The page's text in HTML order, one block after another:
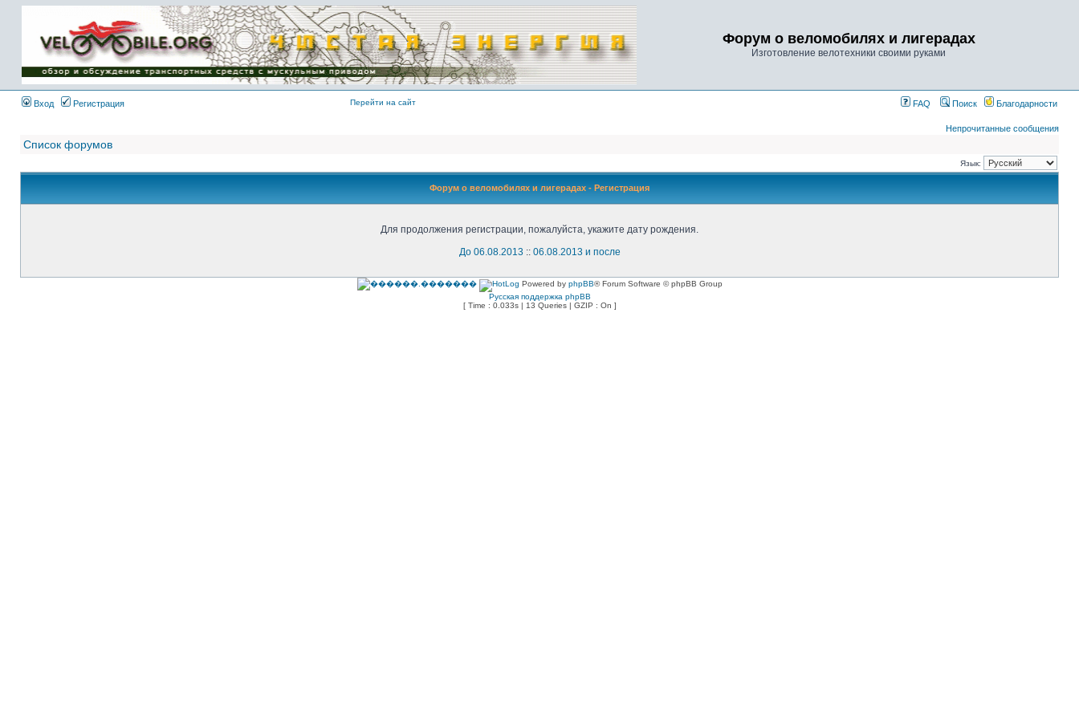
Имя пользователя:
Пароль:
{ LOG_ME_IN_SHORT
}
Форум о веломобилях и лигерадах
Изготовление велотехники своими руками
Вход Регистрация Перейти на сайт FAQ Поиск Благодарности
Непрочитанные сообщения
Список форумов
Язык:
Форум о веломобилях и лигерадах - Регистрация
Для продолжения регистрации, пожалуйста, укажите дату рождения.
До 06.08.2013 :: 06.08.2013 и после
Powered by phpBB® Forum Software © phpBB Group
Русская поддержка phpBB
[ Time : 0.033s | 13 Queries | GZIP : On ]